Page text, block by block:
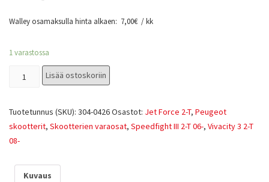
Walley osamaksulla hinta alkaen: 7,00€ / kk
1 varastossa
Lisää ostoskoriin
Tuotetunnus (SKU): 304-0426Osastot: Jet Force 2-T, Peugeot
skootterit, Skootterien varaosat, Speedfight III 2-T 06-, Vivacity 3 2-T
08-
Kuvaus